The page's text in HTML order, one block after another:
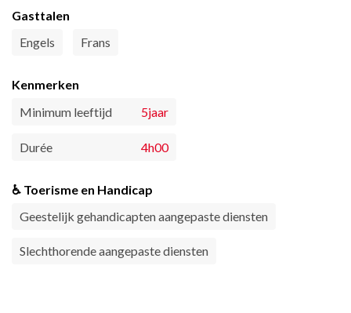
Gasttalen
Engels
Frans
Kenmerken
Minimum leeftijd
5jaar
Durée 4h00
♿ Toerisme en Handicap
Geestelijk gehandicapten aangepaste diensten
Slechthorende aangepaste diensten